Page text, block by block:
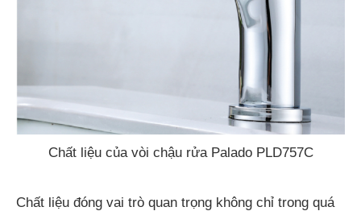
Chất liệu của vòi chậu rửa Palado PLD757C
Chất liệu đóng vai trò quan trọng không chỉ trong quá